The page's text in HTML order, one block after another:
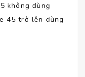
không dùng
45 trở lên dùng